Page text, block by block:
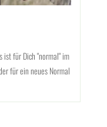
ist für Dich "normal" im
für ein neues Normal